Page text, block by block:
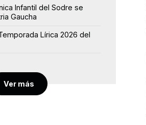
Infantil del Sodre se
Gaucha
Lírica 2026 del
Ver más